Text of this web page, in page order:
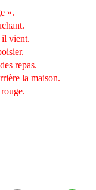
».
il vient.
repas.
la maison.